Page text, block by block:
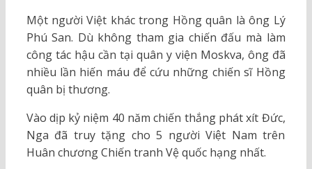
Một người Việt khác trong Hồng quân là ông Lý
Phú San. Dù không tham gia chiến đấu mà làm
công tác hậu cần tại quân y viện Moskva, ông đã
nhiều lần hiến máu để cứu những chiến sĩ Hồng
quân bị thương.
Vào dịp kỷ niệm 40 năm chiến thắng phát xít Đức,
Nga đã truy tặng cho 5 người Việt Nam trên
Huân chương Chiến tranh Vệ quốc hạng nhất.